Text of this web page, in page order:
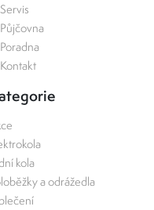
Servis
Půjčovna
Poradna
Kontakt
kola
a odrážedla